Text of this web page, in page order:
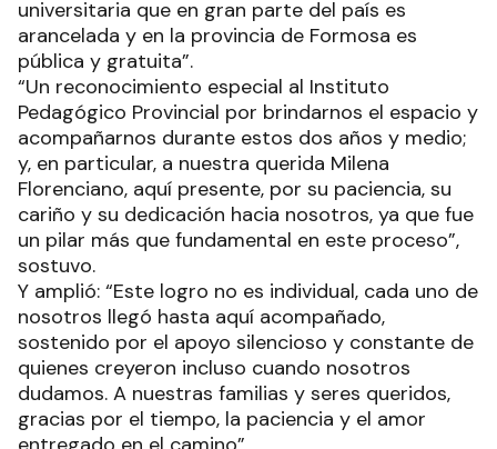
universitaria que en gran parte del país es
arancelada y en la provincia de Formosa es
pública y gratuita”.
“Un reconocimiento especial al Instituto
Pedagógico Provincial por brindarnos el espacio y
acompañarnos durante estos dos años y medio;
y, en particular, a nuestra querida Milena
Florenciano, aquí presente, por su paciencia, su
cariño y su dedicación hacia nosotros, ya que fue
un pilar más que fundamental en este proceso”,
sostuvo.
Y amplió: “Este logro no es individual, cada uno de
nosotros llegó hasta aquí acompañado,
sostenido por el apoyo silencioso y constante de
quienes creyeron incluso cuando nosotros
dudamos. A nuestras familias y seres queridos,
gracias por el tiempo, la paciencia y el amor